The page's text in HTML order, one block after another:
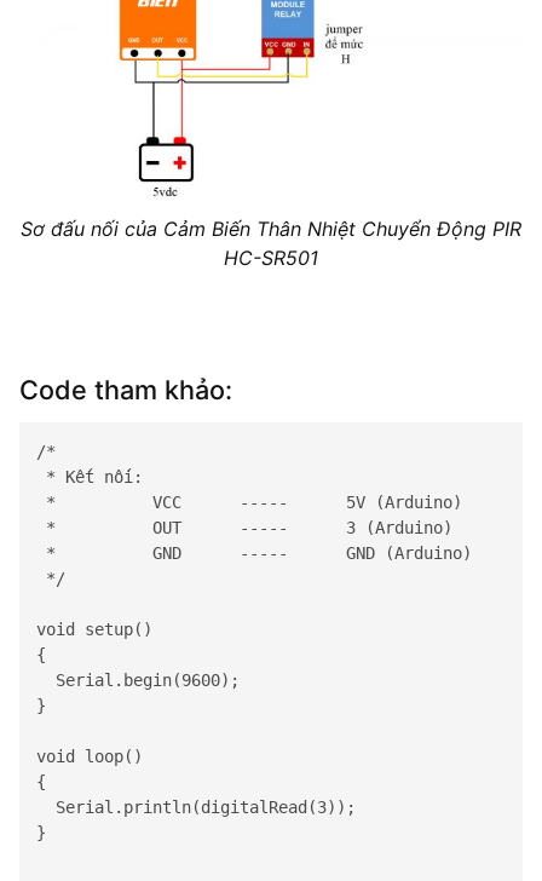
Sơ đấu nối của Cảm Biến Thân Nhiệt Chuyển Động PIR
HC-SR501
Code tham khảo:
/*
* Kết nối:
*          VCC      -----      5V (Arduino)
*          OUT      -----      3 (Arduino)
*          GND      -----      GND (Arduino)
*/
void setup()
{
Serial .begin(9600);
}
void loop()
{
Serial .println(digitalRead(3));
}